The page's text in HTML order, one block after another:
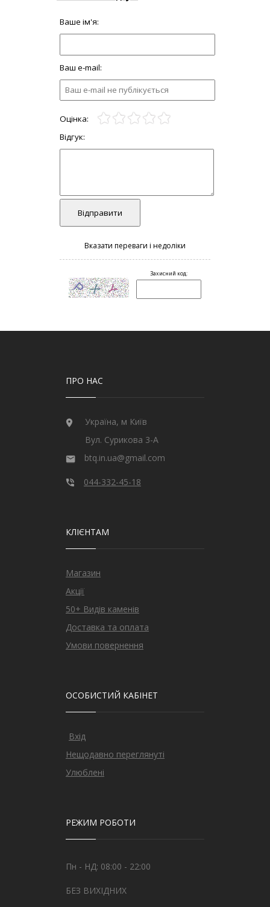
ПРО НАС
Україна, м Київ
Вул. Сурикова 3-А
btq.in.ua@gmail.com
044-332-45-18
КЛІЄНТАМ
Магазин
Акції
50+ Видів каменів
Доставка та оплата
Умови повернення
ОСОБИСТИЙ КАБІНЕТ
Вхід
Нещодавно переглянуті
Улюблені
РЕЖИМ РОБОТИ
Пн - НД: 08:00 - 22:00
БЕЗ ВИХІДНИХ